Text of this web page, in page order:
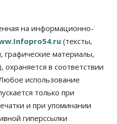
на информационно-
(тексты,
материалы,
в соответствии
использование
только при
и при упоминании
гиперссылки